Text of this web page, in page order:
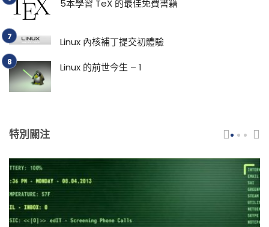
5本學習 TeX 的最佳免費書籍
Linux 內核補丁提交初體驗
Linux 的前世今生 – 1
特別關注